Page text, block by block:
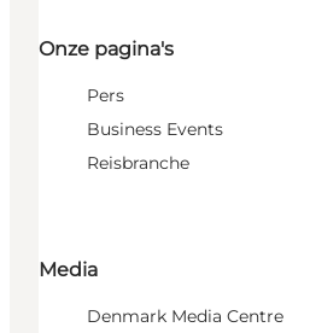
Onze pagina's
Pers
Business Events
Reisbranche
Media
Denmark Media Centre